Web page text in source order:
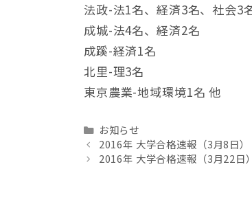
法政-法1名、経済3名、社会3
成城-法4名、経済2名
成蹊-経済1名
北里-理3名
東京農業-地域環境1名 他
Categories
お知らせ
2016年 大学合格速報（3月8日）
2016年 大学合格速報（3月22日）